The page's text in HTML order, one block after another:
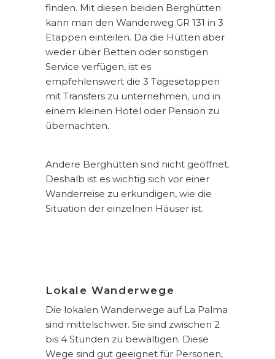
finden. Mit diesen beiden Berghütten
kann man den Wanderweg GR 131 in 3
Etappen einteilen. Da die Hütten aber
weder über Betten oder sonstigen
Service verfügen, ist es
empfehlenswert die 3 Tagesetappen
mit Transfers zu unternehmen, und in
einem kleinen Hotel oder Pension zu
übernachten.
Andere Berghütten sind nicht geöffnet.
Deshalb ist es wichtig sich vor einer
Wanderreise zu erkundigen, wie die
Situation der einzelnen Häuser ist.
Lokale Wanderwege
Die lokalen Wanderwege auf La Palma
sind mittelschwer. Sie sind zwischen 2
bis 4 Stunden zu bewältigen. Diese
Wege sind gut geeignet für Personen,